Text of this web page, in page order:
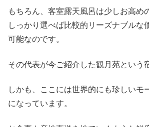
もちろん、客室露天風呂は少しお高め
しっかり選べば比較的リーズナブルな
可能なのです。
その代表が今ご紹介した観月苑という
しかも、ここには世界的にも珍しいモ
になっています。